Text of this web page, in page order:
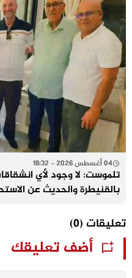
04 أغسطس 2026 - 18:32
تلموست: لا وجود لأي
بالقنيطرة والحديث عن
تعليقات (0)
أضف تعليقك